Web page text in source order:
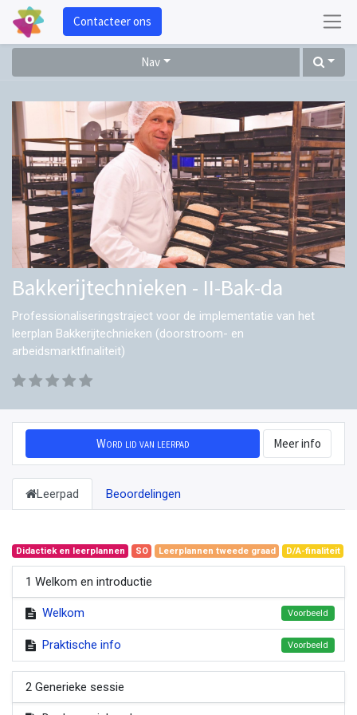
Contacteer ons
Nav
Bakkerijtechnieken - II-Bak-da
Professionaliseringstraject voor de implementatie van het
leerplan Bakkerijtechnieken (doorstroom- en
arbeidsmarktfinaliteit)
Word lid van leerpad Meer info
Leerpad Beoordelingen
Didactiek en leerplannen SO Leerplannen tweede graad D/A-finaliteit
1 Welkom en introductie
Welkom Voorbeeld
Praktische info Voorbeeld
2 Generieke sessie